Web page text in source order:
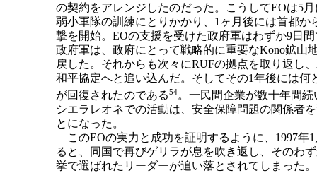
の契約をアレンジしたのだった。こうしてEOは5
弱小軍隊の訓練にとりかかり、1ヶ月後には首都
撃を開始。EOの支援を受けた政府軍はわずか9日
政府軍は、政府にとって戦略的に重要なKono鉱山
戻した。それからも次々にRUFの拠点を取り返し
和平協定へと追い込んだ。そしてその1年後には
が回復されたのである54。一民間企業が数十年間
シエラレオネでの活動は、安全保障問題の関係者
とになった。
このEOの実力と成功を証明するように、1997年
ると、同国で再びゲリラが息を吹き返し、そのわ
挙で選ばれたリーダーが追い落とされてしまった